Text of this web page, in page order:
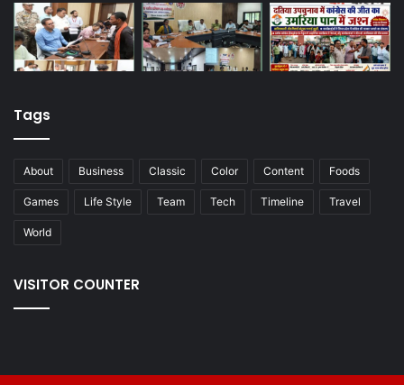
Tags
About Business Classic Color Content Foods
Games Life Style Team Tech Timeline Travel
World
VISITOR COUNTER